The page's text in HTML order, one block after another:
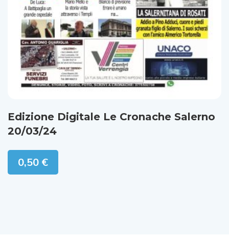
Edizione Digitale Le Cronache Salerno
20/03/24
0,50 €